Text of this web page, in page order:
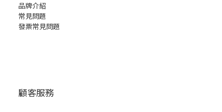
品牌介紹
常見問題
發票常見問題
顧客服務